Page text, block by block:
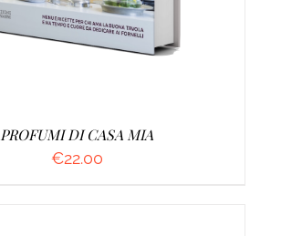
PROFUMI DI CASA MIA
€22.00